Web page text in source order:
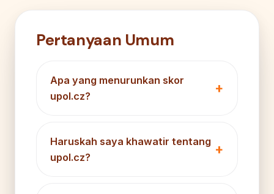
Pertanyaan Umum
Apa yang menurunkan skor
upol.cz?
Haruskah saya khawatir tentang
upol.cz?